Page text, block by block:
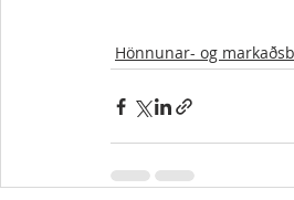
Hönnunar- og